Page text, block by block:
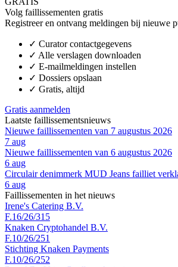
Volg faillissementen gratis
Registreer en ontvang meldingen bij nieuwe
✓ Curator contactgegevens
✓ Alle verslagen downloaden
✓ E-mailmeldingen instellen
✓ Dossiers opslaan
✓ Gratis, altijd
Gratis aanmelden
Laatste faillissementsnieuws
Nieuwe faillissementen van 7 augustus 2026
7 aug
Nieuwe faillissementen van 6 augustus 2026
6 aug
Circulair denimmerk MUD Jeans failliet
6 aug
Faillissementen in het nieuws
Irene's Catering B.V.
F.16/26/315
Knaken Cryptohandel B.V.
F.10/26/251
Stichting Knaken Payments
F.10/26/252